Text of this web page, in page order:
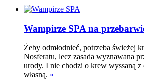
Wampirze SPA na
Żeby odmłodnieć, potrzeba świeżej
Nosferatu, lecz zasada wyznawana
urody. I nie chodzi o krew wyssaną z
własną. »